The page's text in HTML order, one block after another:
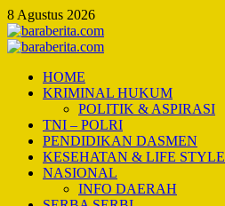
Skip
to
content
8 Agustus 2026
Primary
HOME
KRIMINAL HUKUM
POLITIK & ASPIRASI
TNI – POLRI
PENDIDIKAN DASMEN
KESEHATAN & LIFE STYLE
NASIONAL
INFO DAERAH